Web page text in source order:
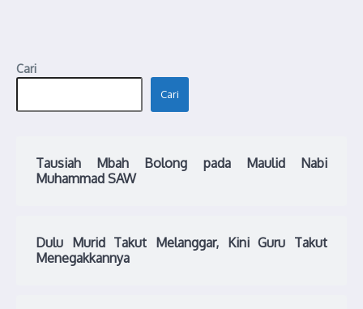
Cari
Cari
Tausiah Mbah Bolong pada Maulid Nabi
Muhammad SAW
Dulu Murid Takut Melanggar, Kini Guru Takut
Menegakkannya